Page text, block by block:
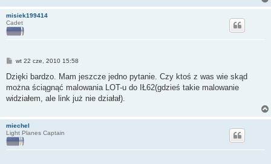
misiek199414
Cadet
P
s
wt 22 cze, 2010 15:58
Dzięki bardzo. Mam jeszcze jedno pytanie. Czy ktoś z was wie skąd
można ściągnąć malowania LOT-u do IŁ62(gdzieś takie malowanie
widziałem, ale link już nie działał).
miechel
Light Planes Captain